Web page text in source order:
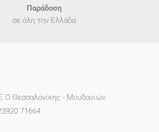
Παράδοση
σε όλη την Ελλάδα
Θεσσαλονίκης - Μουδανιών
71664